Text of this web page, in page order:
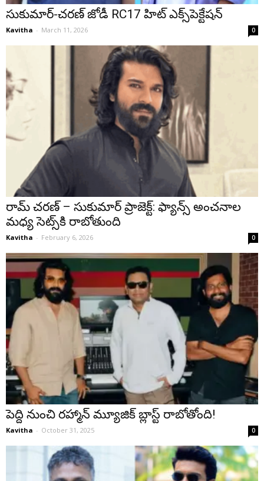
సుకుమార్-చరణ్ జోడీ RC17 హిట్ ఎక్స్‌పెక్టేషన్
Kavitha - March 11, 2026 0
రామ్ చరణ్ – సుకుమార్ ప్రాజెక్ట్: ఫ్యాన్స్ అంచనాల
మధ్య సెట్స్‌కి రాబోతుంది
Kavitha - February 6, 2026 0
పెద్ది నుంచి రహ్మాన్ మ్యూజిక్ బ్లాస్ట్ రాబోతోంది!
Kavitha - October 31, 2025 0